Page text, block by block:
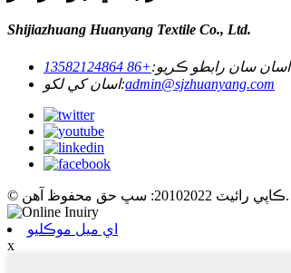
Shijiazhuang Huanyang Textile Co., Ltd.
اسان سان رابطو ڪريو:+86 13582124864
اسان کي لکو:admin@sjzhuanyang.com
© ڪاپي رائيٽ 20102022: سڀ حق محفوظ آهن.
اي ميل موڪليو
x